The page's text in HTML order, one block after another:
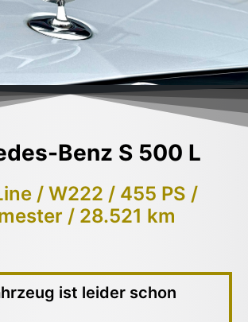
Benz S 500 L
/ W222 / 455 PS /
/ 28.521 km
ist leider schon